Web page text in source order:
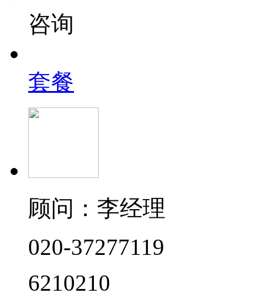
咨询
套餐
顾问：李经理
020-37277119
6210210